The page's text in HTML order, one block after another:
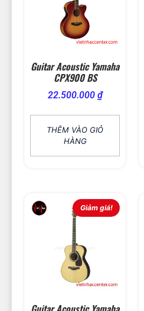
Guitar Acoustic Yamaha
CPX900 BS
22.500.000 ₫
THÊM VÀO GIỎ
HÀNG
Giảm giá!